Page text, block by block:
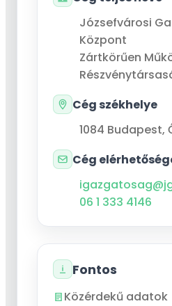
Józsefvárosi
Központ
Zártkörűen
Cég székhelye
1084 Budapest,
Cég
06 1 333 4146
Fontos
Közérdekű adatok